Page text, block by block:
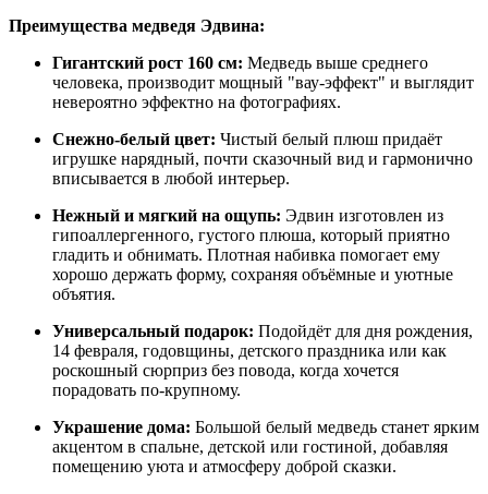
Преимущества медведя Эдвина:
Гигантский рост 160 см: Медведь выше среднего
человека, производит мощный "вау‑эффект" и выглядит
невероятно эффектно на фотографиях.
Снежно‑белый цвет: Чистый белый плюш придаёт
игрушке нарядный, почти сказочный вид и гармонично
вписывается в любой интерьер.
Нежный и мягкий на ощупь: Эдвин изготовлен из
гипоаллергенного, густого плюша, который приятно
гладить и обнимать. Плотная набивка помогает ему
хорошо держать форму, сохраняя объёмные и уютные
объятия.
Универсальный подарок: Подойдёт для дня рождения,
14 февраля, годовщины, детского праздника или как
роскошный сюрприз без повода, когда хочется
порадовать по‑крупному.
Украшение дома: Большой белый медведь станет ярким
акцентом в спальне, детской или гостиной, добавляя
помещению уюта и атмосферу доброй сказки.